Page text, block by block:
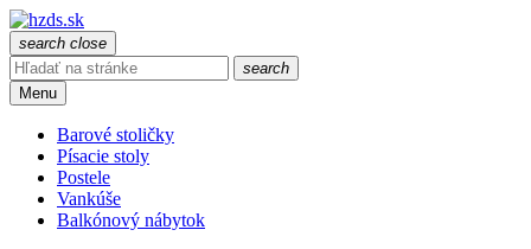
search close
search
Menu
Barové stoličky
Písacie stoly
Postele
Vankúše
Balkónový nábytok